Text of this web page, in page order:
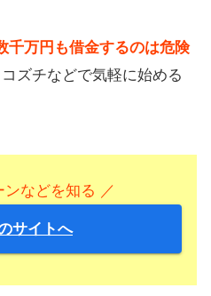
千万円も借金するのは危険
ズチなどで気軽に始める
ンなどを知る ／
サイトへ